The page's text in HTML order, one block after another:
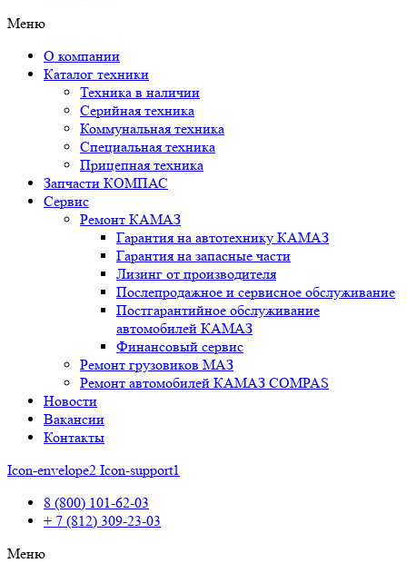
Меню
О компании
Каталог техники
Техника в наличии
Серийная техника
Коммунальная техника
Специальная техника
Прицепная техника
Запчасти КОМПАС
Сервис
Ремонт КАМАЗ
Гарантия на автотехнику КАМАЗ
Гарантия на запасные части
Лизинг от производителя
Послепродажное и сервисное обслуживание
Постгарантийное обслуживание
автомобилей КАМАЗ
Финансовый сервис
Ремонт грузовиков МАЗ
Ремонт автомобилей КАМАЗ COMPAS
Новости
Вакансии
Контакты
Icon-envelope2 Icon-support1
8 (800) 101-62-03
+ 7 (812) 309-23-03
Меню